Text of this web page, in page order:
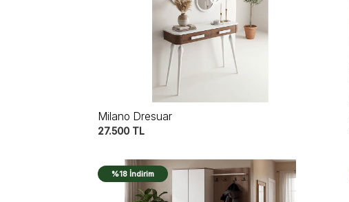
Milano Dresuar
27.500 TL
%18 İndirim